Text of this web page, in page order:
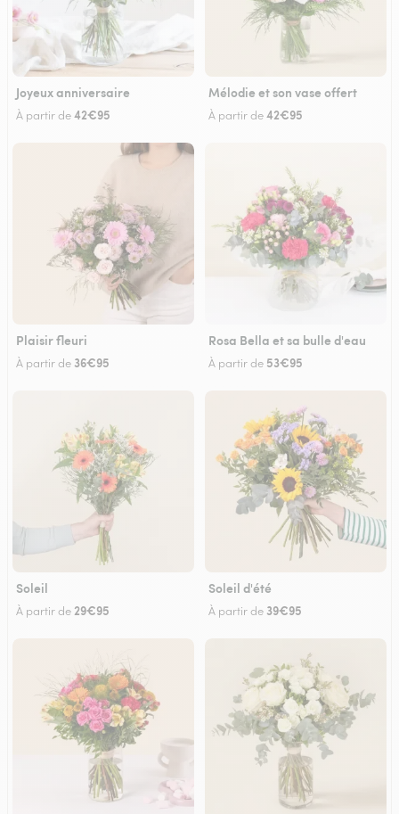
Joyeux anniversaire
À partir de42€95
Mélodie et son vase offert
À partir de42€95
Plaisir fleuri
À partir de 36€95
Rosa Bella et sa bulle d'eau
À partir de 53€95
Soleil
À partir de 29€95
Soleil d'été
À partir de 39€95